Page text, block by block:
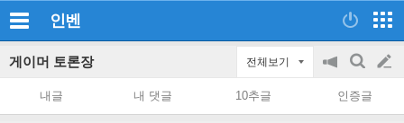
인벤
게이머 토론장 전체보기
공
on/off
검
색
글
쓰
내글 내 댓글 10추글 인증글